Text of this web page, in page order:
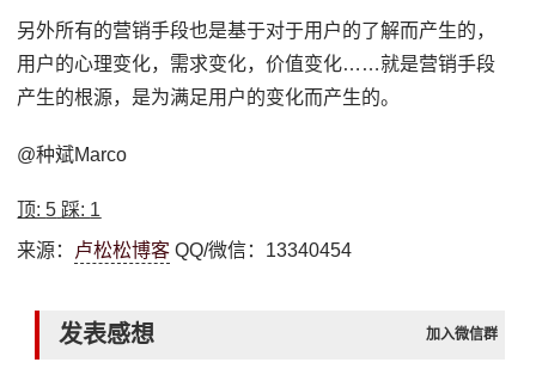
另外所有的营销手段也是基于对于用户的了解而产生的，
用户的心理变化，需求变化，价值变化……就是营销手段
产生的根源，是为满足用户的变化而产生的。
@种斌Marco
顶:5 踩: 1
来源： 卢松松博客 QQ/微信：13340454
发表感想 加入微信群